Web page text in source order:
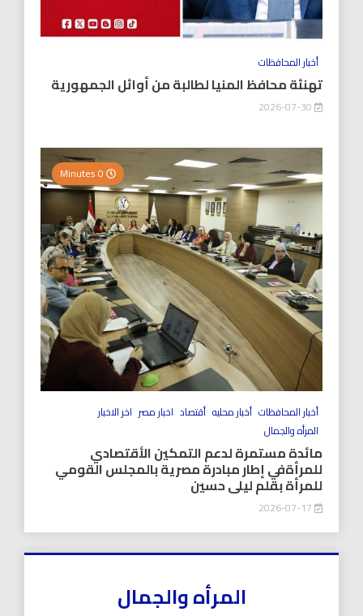
أخبار المحافظات
تهنئة محافظ المنيا لطالبة من أوائل الجمهورية
أخبار المحافظات أخبار محليه أقتصاد اخبار مصر اخر الاخبار
المرأه والجمال
مائدة مستمرة لدعم التمكين الأقتصادي
للمرأةفي إطار مبادرة مصرية بالمجلس القومي
للمرأة بقلم ليلى حسين
المرأه والجمال